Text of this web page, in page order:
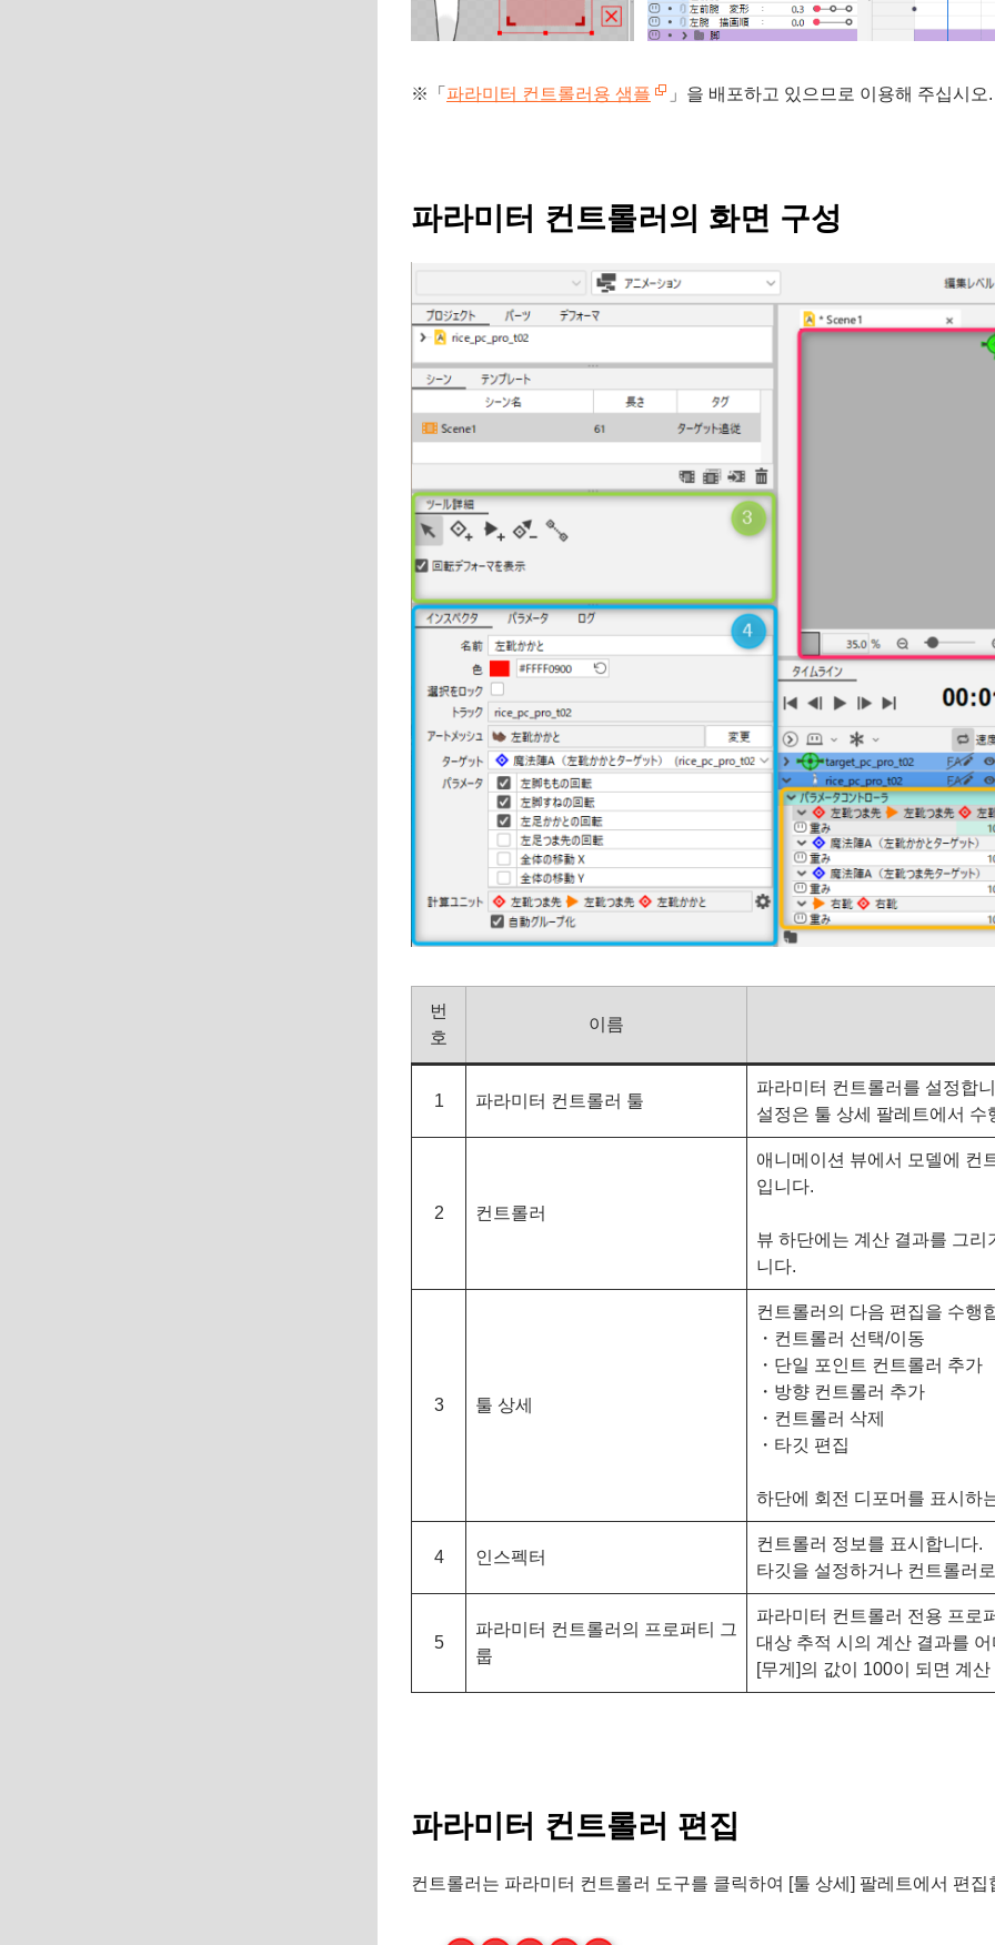
※「 파라미터 컨트롤러용 샘플 」을 배포하고 있으므로 이용해 주십시오.
파라미터 컨트롤러의 화면 구성
번
호
이름
1 파라미터 컨트롤러 툴
파라미터 컨트롤러를 설정합
설정은 툴 상세 팔레트에서 수
2 컨트롤러
애니메이션 뷰에서 모델에 컨
입니다.
뷰 하단에는 계산 결과를 그
니다.
3 툴 상세
컨트롤러의 다음 편집을 수행
・컨트롤러 선택/이동
・단일 포인트 컨트롤러 추가
・방향 컨트롤러 추가
・컨트롤러 삭제
・타깃 편집
하단에 회전 디포머를 표시하
4 인스펙터
컨트롤러 정보를 표시합니다.
타깃을 설정하거나 컨트롤러
5
파라미터 컨트롤러의 프로퍼티 그
룹
파라미터 컨트롤러 전용 프로
대상 추적 시의 계산 결과를
[무게]의 값이 100이 되면 계
파라미터 컨트롤러 편집
컨트롤러는 파라미터 컨트롤러 도구를 클릭하여 [툴 상세] 팔레트에서 편집